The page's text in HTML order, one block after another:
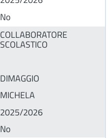
No
COLLABORATORE
SCOLASTICO
DIMAGGIO
MICHELA
2025/2026
No